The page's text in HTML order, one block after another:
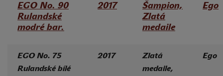
EGO No. 90
Rulandské
modré bar.
2017
Šampion,
Zlatá
medaile
Ego
EGO No. 75
Rulandské bílé
2017
Zlatá
medaile,
Ego